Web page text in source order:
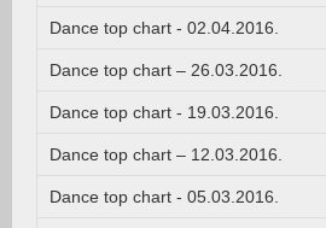
Dance top chart - 02.04.2016.
Dance top chart – 26.03.2016.
Dance top chart - 19.03.2016.
Dance top chart – 12.03.2016.
Dance top chart - 05.03.2016.